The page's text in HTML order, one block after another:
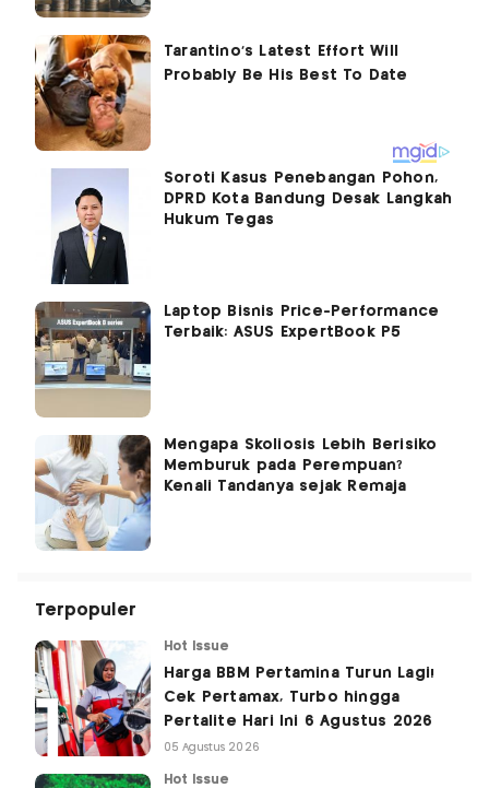
Soroti Kasus Penebangan Pohon,
DPRD Kota Bandung Desak Langkah
Hukum Tegas
Laptop Bisnis Price-Performance
Terbaik: ASUS ExpertBook P5
Mengapa Skoliosis Lebih Berisiko
Memburuk pada Perempuan?
Kenali Tandanya sejak Remaja
Terpopuler
Hot Issue
Harga BBM Pertamina Turun Lagi!
Cek Pertamax, Turbo hingga
Pertalite Hari Ini 6 Agustus 2026
05 Agustus 2026
Hot Issue